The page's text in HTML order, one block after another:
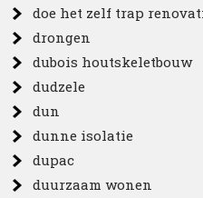
doe het zelf trap
drongen
dubois houtskeletbouw
dudzele
dun
dunne isolatie
dupac
duurzaam wonen